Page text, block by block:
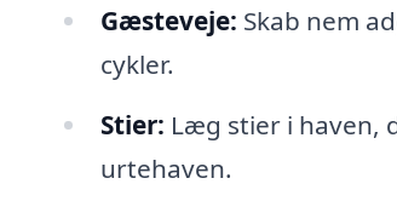
Gæsteveje: Skab nem
cykler.
Stier: Læg stier i haven,
urtehaven.